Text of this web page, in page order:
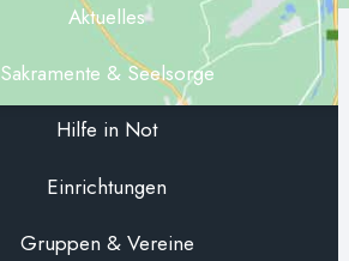
Aktuelles
Sakramente & Seelsorge
Hilfe in Not
Einrichtungen
Gruppen & Vereine